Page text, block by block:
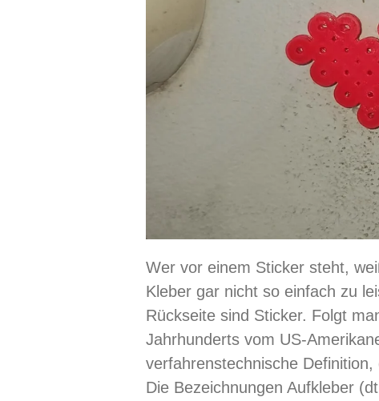
Wer vor einem Sticker steht,
Kleber gar nicht so einfach zu
Rückseite sind Sticker. Folgt
Jahrhunderts vom US-
verfahrenstechnische
Die Bezeichnungen Aufkleber